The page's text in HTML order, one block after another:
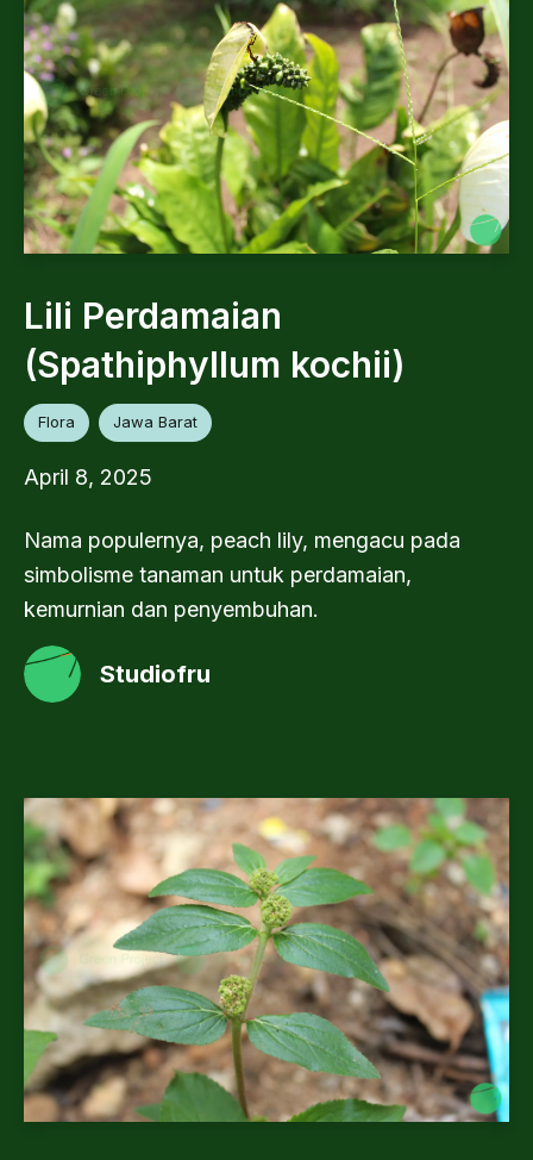
Lili Perdamaian
(Spathiphyllum kochii)
Flora Jawa Barat
April 8, 2025
Nama populernya, peach lily, mengacu pada
simbolisme tanaman untuk perdamaian,
kemurnian dan penyembuhan.
Studiofru